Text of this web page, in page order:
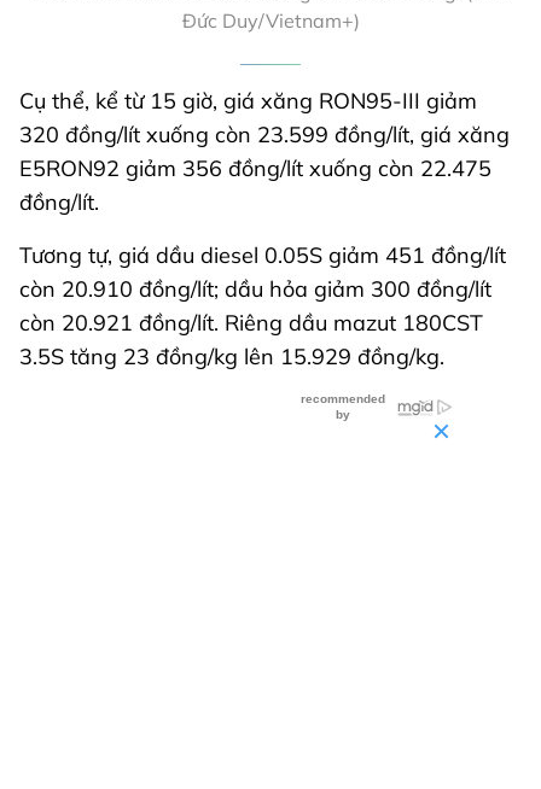
Đức Duy/Vietnam+)
Cụ thể, kể từ 15 giờ, giá xăng RON95-III giảm
320 đồng/lít xuống còn 23.599 đồng/lít, giá xăng
E5RON92 giảm 356 đồng/lít xuống còn 22.475
đồng/lít.
Tương tự, giá dầu diesel 0.05S giảm 451 đồng/lít
còn 20.910 đồng/lít; dầu hỏa giảm 300 đồng/lít
còn 20.921 đồng/lít. Riêng dầu mazut 180CST
3.5S tăng 23 đồng/kg lên 15.929 đồng/kg.